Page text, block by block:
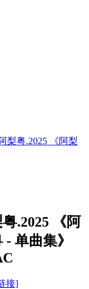
梨粤.2025 《阿梨
粤.2025 《阿
- 单曲集》
接]